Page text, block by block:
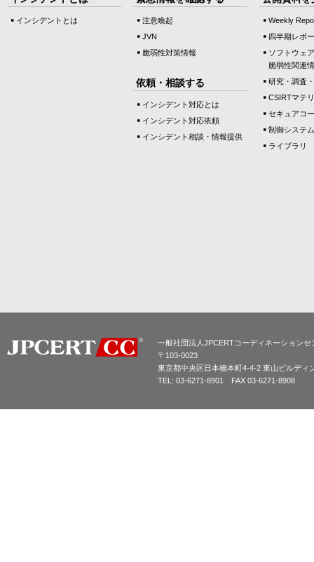
インシデントとは
注意喚起
JVN
脆弱性対策情報
依頼・相談する
インシデント対応とは
インシデント対応依頼
インシデント相談・情報提供
Weekly
四半期レポ
ソフトウェ
脆弱性関連
研究・調査
CSIRTマテ
セキュアコ
制御システ
ライブラリ
一般社団法人JPCERTコーディネーションセ
〒103-0023
東京都中央区日本橋本町4-4-2 東山ビルディ
TEL: 03-6271-8901 FAX 03-6271-8908